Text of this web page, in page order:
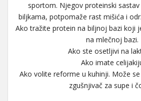
sportom. Njegov proteinski
biljkama, potpomaže rast mišića i
Ako tražite protein na biljnoj bazi koji
na mlečnoj bazi.
Ako ste osetljivi na
Ako imate
Ako volite reforme u kuhinji. Može
zgušnjivač za supe i